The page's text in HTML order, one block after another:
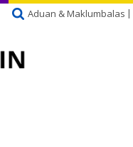
Aduan & Maklumbalas